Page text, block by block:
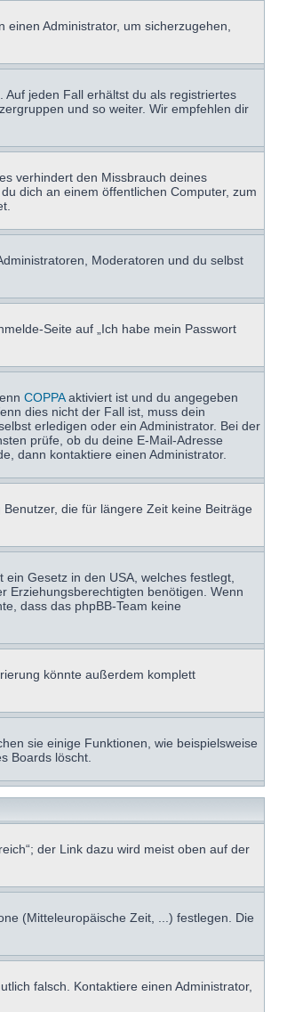
Administrator, um sicherzugehen,
jeden Fall erhältst du als registriertes
und so weiter. Wir empfehlen dir
verhindert den Missbrauch deines
dich an einem öffentlichen Computer, zum
Moderatoren und du selbst
Seite auf „Ich habe mein Passwort
COPPAaktiviert ist und du angegeben
dies nicht der Fall ist, muss dein
erledigen oder ein Administrator. Bei der
prüfe, ob du deine E-Mail-Adresse
dann kontaktiere einen Administrator.
die für längere Zeit keine Beiträge
Gesetz in den USA, welches festlegt,
Erziehungsberechtigten benötigen. Wenn
dass das phpBB-Team keine
könnte außerdem komplett
sie einige Funktionen, wie beispielsweise
Boards löscht.
der Link dazu wird meist oben auf der
(Mitteleuropäische Zeit, ...) festlegen. Die
falsch. Kontaktiere einen Administrator,